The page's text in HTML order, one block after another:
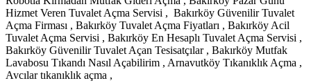
Hizmet Veren Tuvalet Açma Servisi , Bakırköy Güvenilir Tuvalet
Açma Firması , Bakırköy Tuvalet Açma Fiyatları , Bakırköy Acil
Tuvalet Açma Servisi , Bakırköy En Hesaplı Tuvalet Açma Servisi ,
Bakırköy Güvenilir Tuvalet Açan Tesisatçılar , Bakırköy Mutfak
Lavabosu Tıkandı Nasıl Açabilirim , Arnavutköy Tıkanıklık Açma ,
Avcılar tıkanıklık açma ,